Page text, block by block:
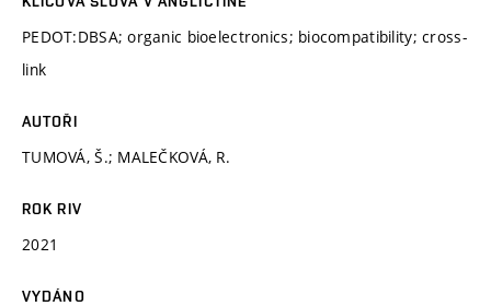
PEDOT:DBSA; organic bioelectronics; biocompatibility; cross-
link
AUTOŘI
TUMOVÁ, Š.; MALEČKOVÁ, R.
ROK RIV
2021
VYDÁNO